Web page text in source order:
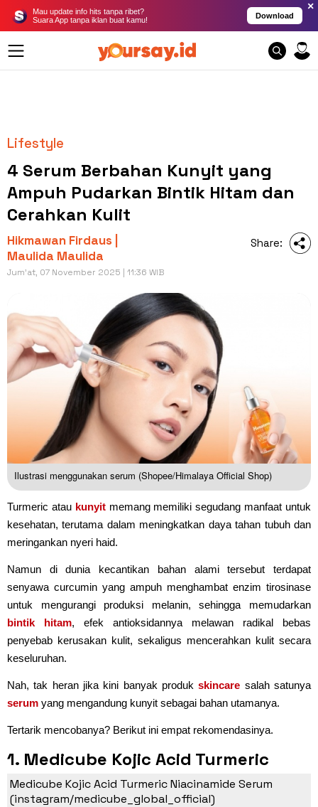
Mau update info hits tanpa ribet?
Suara App tanpa iklan buat kamu!
Download
×
Lifestyle
4 Serum Berbahan Kunyit yang
Ampuh Pudarkan Bintik Hitam dan
Cerahkan Kulit
Hikmawan Firdaus |
Maulida Maulida
Jum'at, 07 November 2025 | 11:36 WIB
Share:
Ilustrasi menggunakan serum (Shopee/Himalaya Official Shop)
Turmeric atau kunyitmemang memiliki segudang manfaat untuk
kesehatan, terutama dalam meningkatkan daya tahan tubuh dan
meringankan nyeri haid.
Namun di dunia kecantikan bahan alami tersebut terdapat
senyawa curcumin yang ampuh menghambat enzim tirosinase
untuk mengurangi produksi melanin, sehingga memudarkan
bintik hitam, efek antioksidannya melawan radikal bebas
penyebab kerusakan kulit, sekaligus mencerahkan kulit secara
keseluruhan.
Nah, tak heran jika kini banyak produkskincare salah satunya
serum yang mengandung kunyit sebagai bahan utamanya.
Tertarik mencobanya? Berikut ini empat rekomendasinya.
1. Medicube Kojic Acid Turmeric
Niacinamide Serum
Medicube Kojic Acid Turmeric Niacinamide Serum
(instagram/medicube_global_official)